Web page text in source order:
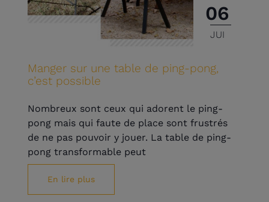
06
JUI
Manger sur une table de ping-pong,
c’est possible
Nombreux sont ceux qui adorent le ping-
pong mais qui faute de place sont frustrés
de ne pas pouvoir y jouer. La table de ping-
pong transformable peut
En lire plus